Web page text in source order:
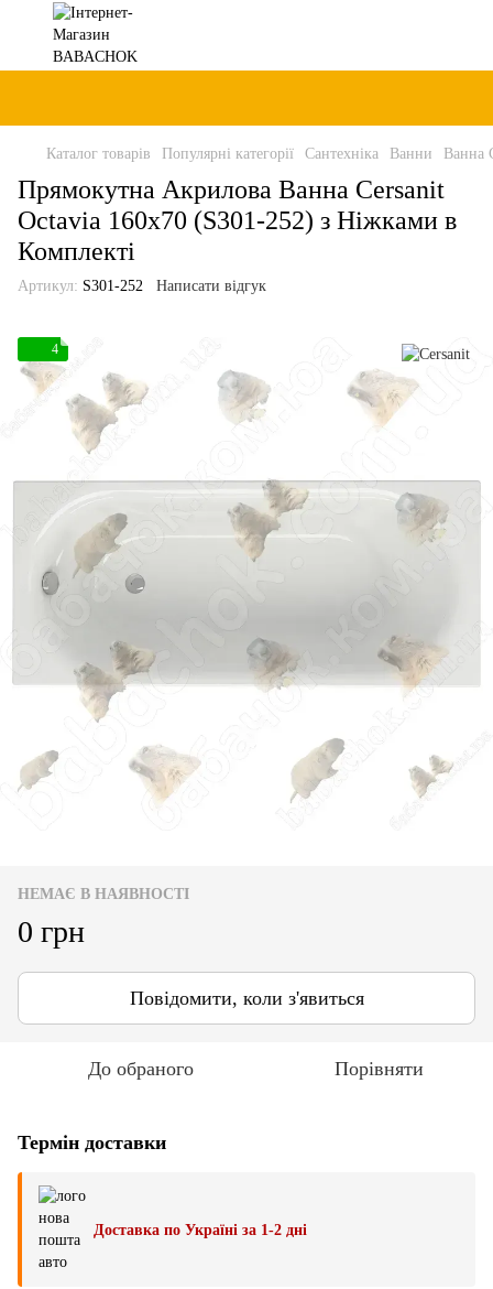
Каталог товарів Популярні категорії Сантехніка Ванни Ванна
Прямокутна Акрилова Ванна Cersanit
Octavia 160x70 (S301-252) з Ніжками в
Комплекті
Артикул: S301-252 Написати відгук
4
НЕМАЄ В НАЯВНОСТІ
0 грн
Повідомити, коли з'явиться
До обраного Порівняти
Термін доставки
Доставка по Україні за 1-2 дні